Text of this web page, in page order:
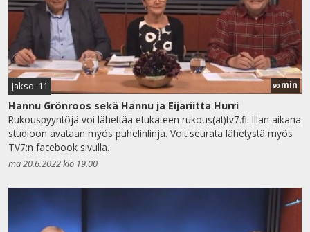
Jakso: 11 90 min
Hannu Grönroos sekä Hannu ja Eijariitta Hurri
Rukouspyyntöjä voi lähettää etukäteen rukous(at)tv7.fi. Illan aikana
studioon avataan myös puhelinlinja. Voit seurata lähetystä myös
TV7:n facebook sivulla.
ma 20.6.2022 klo 19.00